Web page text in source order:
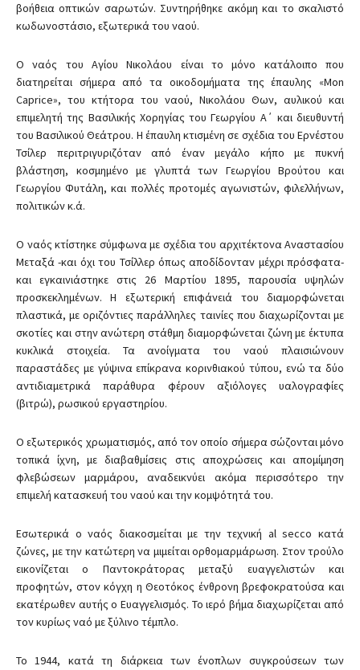
βοήθεια οπτικών σαρωτών. Συντηρήθηκε ακόμη και το σκαλιστό
κωδωνοστάσιο, εξωτερικά του ναού.
Ο ναός του Αγίου Νικολάου είναι το μόνο κατάλοιπο που
διατηρείται σήμερα από τα οικοδομήματα της έπαυλης «Mon
Caprice», του κτήτορα του ναού, Νικολάου Θων, αυλικού και
επιμελητή της Βασιλικής Χορηγίας του Γεωργίου Α΄ και διευθυντή
του Βασιλικού Θεάτρου. Η έπαυλη κτισμένη σε σχέδια του Ερνέστου
Τσίλερ περιτριγυριζόταν από έναν μεγάλο κήπο με πυκνή
βλάστηση, κοσμημένο με γλυπτά των Γεωργίου Βρούτου και
Γεωργίου Φυτάλη, και πολλές προτομές αγωνιστών, φιλελλήνων,
πολιτικών κ.ά.
Ο ναός κτίστηκε σύμφωνα με σχέδια του αρχιτέκτονα Αναστασίου
Μεταξά -και όχι του Τσίλλερ όπως αποδίδονταν μέχρι πρόσφατα-
και εγκαινιάστηκε στις 26 Μαρτίου 1895, παρουσία υψηλών
προσκεκλημένων. Η εξωτερική επιφάνειά του διαμορφώνεται
πλαστικά, με οριζόντιες παράλληλες ταινίες που διαχωρίζονται με
σκοτίες και στην ανώτερη στάθμη διαμορφώνεται ζώνη με έκτυπα
κυκλικά στοιχεία. Τα ανοίγματα του ναού πλαισιώνουν
παραστάδες με γύψινα επίκρανα κορινθιακού τύπου, ενώ τα δύο
αντιδιαμετρικά παράθυρα φέρουν αξιόλογες υαλογραφίες
(βιτρώ), ρωσικού εργαστηρίου.
Ο εξωτερικός χρωματισμός, από τον οποίο σήμερα σώζονται μόνο
τοπικά ίχνη, με διαβαθμίσεις στις αποχρώσεις και απομίμηση
φλεβώσεων μαρμάρου, αναδεικνύει ακόμα περισσότερο την
επιμελή κατασκευή του ναού και την κομψότητά του.
Εσωτερικά ο ναός διακοσμείται με την τεχνική al secco κατά
ζώνες, με την κατώτερη να μιμείται ορθομαρμάρωση. Στον τρούλο
εικονίζεται ο Παντοκράτορας μεταξύ ευαγγελιστών και
προφητών, στον κόγχη η Θεοτόκος ένθρονη βρεφοκρατούσα και
εκατέρωθεν αυτής ο Ευαγγελισμός. Το ιερό βήμα διαχωρίζεται από
τον κυρίως ναό με ξύλινο τέμπλο.
Το 1944, κατά τη διάρκεια των ένοπλων συγκρούσεων των